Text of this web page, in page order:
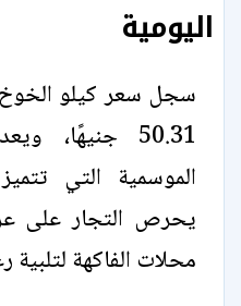
اليومية
سجل سعر كيلو
50.31
الموسمية التي
يحرص التجار على
محلات الفاكهة لتلبية